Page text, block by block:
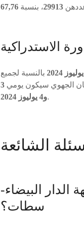
29913، بنسبة
الاستدراكية
بالنسبة لجميع
الجهوي سيكون يومي 3
و4 يوليوز 2024.
الدار البيضاء-
سطات؟